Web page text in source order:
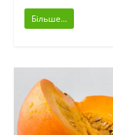
Більше...